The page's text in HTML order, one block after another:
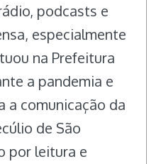
podcasts e
especialmente
na Prefeitura
a pandemia e
a comunicação da
de São
por leitura e